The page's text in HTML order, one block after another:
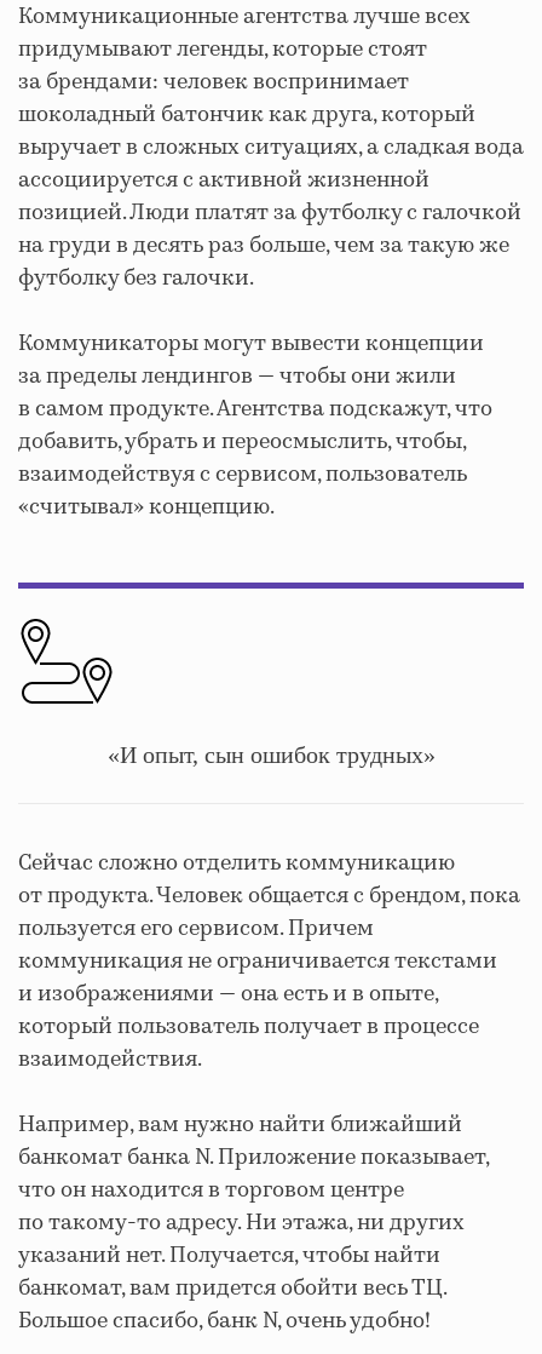
Коммуникационные агентства лучше всех
придумывают легенды, которые стоят
за брендами: человек воспринимает
шоколадный батончик как друга, который
выручает в сложных ситуациях, а сладкая вода
ассоциируется с активной жизненной
позицией. Люди платят за футболку с галочкой
на груди в десять раз больше, чем за такую же
футболку без галочки.
Коммуникаторы могут вывести концепции
за пределы лендингов — чтобы они жили
в самом продукте. Агентства подскажут, что
добавить, убрать и переосмыслить, чтобы,
взаимодействуя с сервисом, пользователь
«считывал» концепцию.
«И опыт, сын ошибок трудных»
Сейчас сложно отделить коммуникацию
от продукта. Человек общается с брендом, пока
пользуется его сервисом. Причем
коммуникация не ограничивается текстами
и изображениями — она есть и в опыте,
который пользователь получает в процессе
взаимодействия.
Например, вам нужно найти ближайший
банкомат банка N. Приложение показывает,
что он находится в торговом центре
по такому-то адресу. Ни этажа, ни других
указаний нет. Получается, чтобы найти
банкомат, вам придется обойти весь ТЦ.
Большое спасибо, банк N, очень удобно!